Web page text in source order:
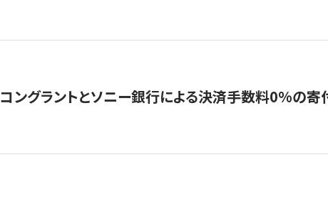
コングラントとソニー銀行による決済手数料0%の寄